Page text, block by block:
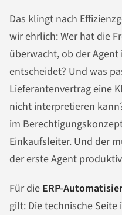
Das klingt nach
wir ehrlich: Wer hat die
überwacht, ob der
entscheidet? Und was
Lieferantenvertrag eine
nicht interpretieren
im
Einkaufsleiter. Und der
der erste Agent
Für die ERP-
gilt: Die technische Seite